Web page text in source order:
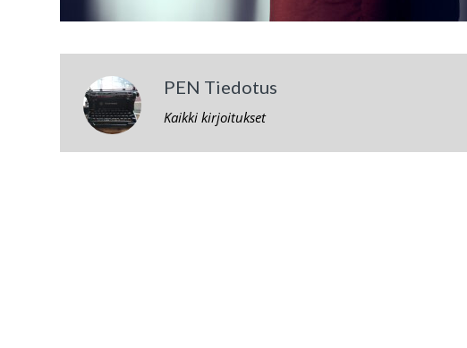
PEN Tiedotus
Kaikki kirjoitukset